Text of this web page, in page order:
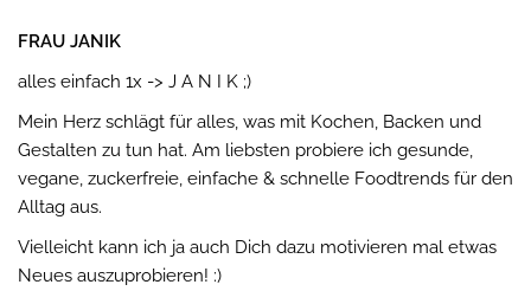
FRAU JANIK
alles einfach 1x -> J A N I K ;)
Mein Herz schlägt für alles, was mit Kochen, Backen und
Gestalten zu tun hat. Am liebsten probiere ich gesunde,
vegane, zuckerfreie, einfache & schnelle Foodtrends für den
Alltag aus.
Vielleicht kann ich ja auch Dich dazu motivieren mal etwas
Neues auszuprobieren! :)